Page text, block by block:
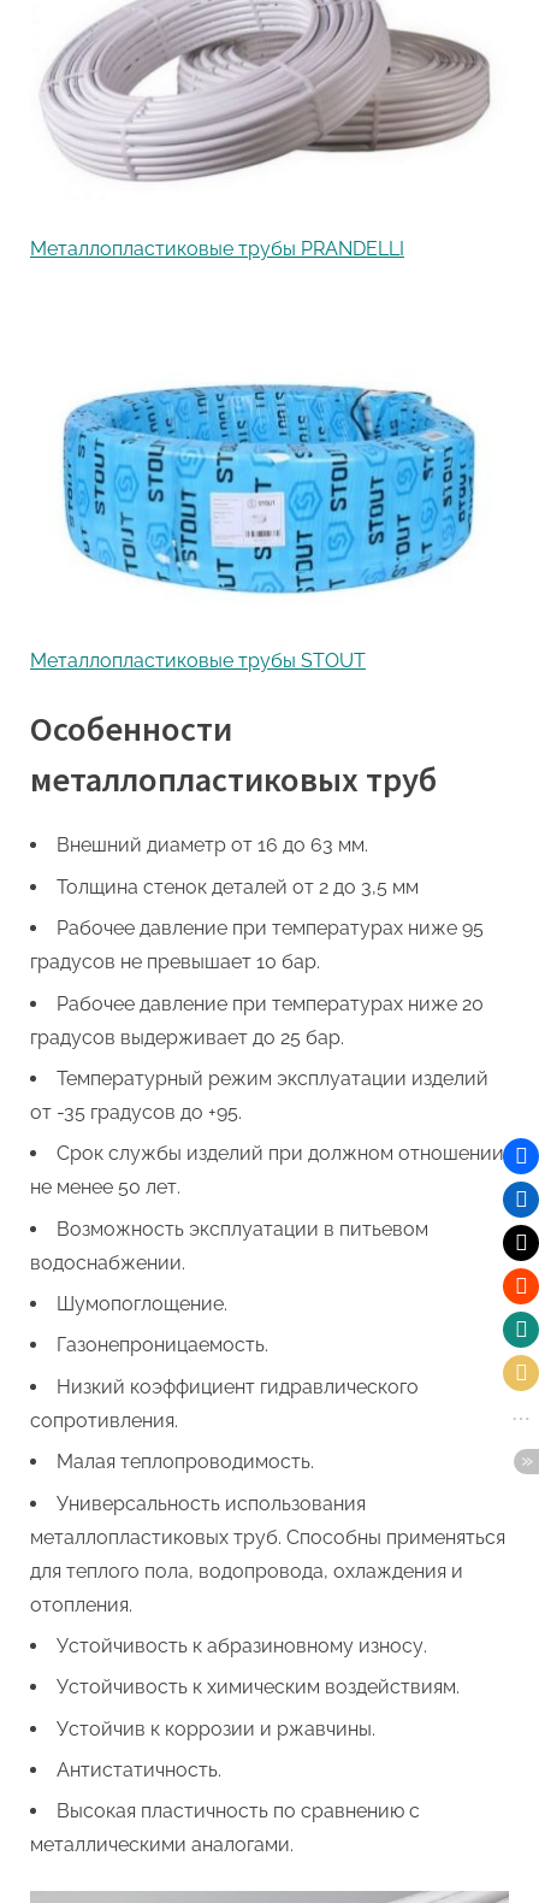
Металлопластиковые трубы PRANDELLI
Металлопластиковые трубы STOUT
Особенности
металлопластиковых труб
Внешний диаметр от 16 до 63 мм.
Толщина стенок деталей от 2 до 3,5 мм
Рабочее давление при температурах ниже 95
градусов не превышает 10 бар.
Рабочее давление при температурах ниже 20
градусов выдерживает до 25 бар.
Температурный режим эксплуатации изделий
от -35 градусов до +95.
Срок службы изделий при должном отношении
не менее 50 лет.
Возможность эксплуатации в питьевом
водоснабжении.
Шумопоглощение.
Газонепроницаемость.
Низкий коэффициент гидравлического
сопротивления.
Малая теплопроводимость.
Универсальность использования
металлопластиковых труб. Способны применяться
для теплого пола, водопровода, охлаждения и
отопления.
Устойчивость к абразиновному износу.
Устойчивость к химическим воздействиям.
Устойчив к коррозии и ржавчины.
Антистатичность.
Высокая пластичность по сравнению с
металлическими аналогами.